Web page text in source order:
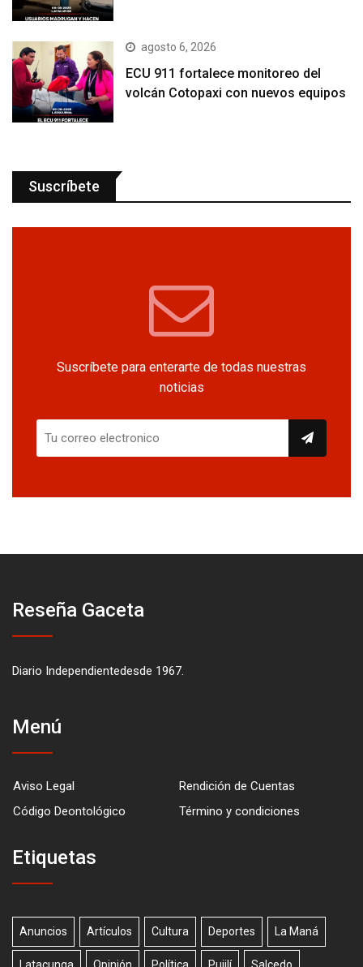
agosto 6, 2026
ECU 911 fortalece monitoreo del
volcán Cotopaxi con nuevos equipos
Suscríbete
Suscríbete para enterarte de todas nuestras
noticias
Reseña Gaceta
Diario Independientedesde 1967.
Menú
Aviso Legal
Rendición de Cuentas
Código Deontológico
Término y condiciones
Etiquetas
Anuncios Artículos Cultura Deportes La Maná